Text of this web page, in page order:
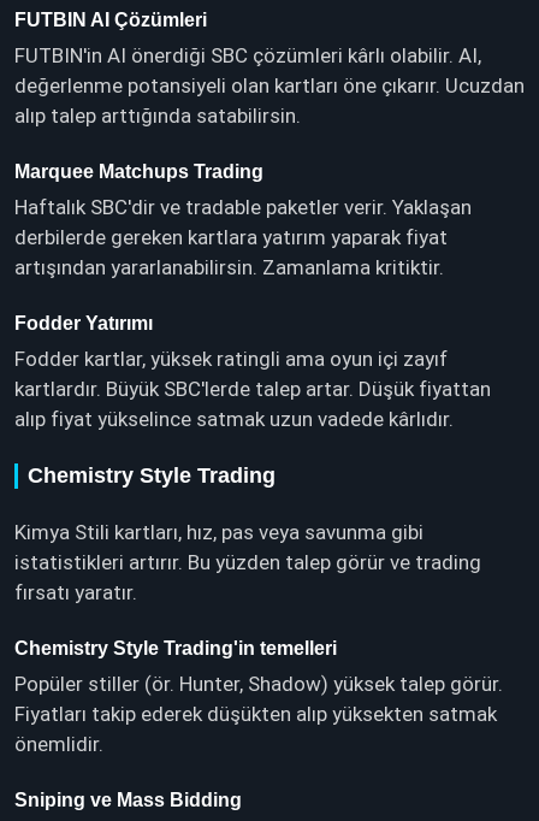
FUTBIN AI Çözümleri
FUTBIN'in AI önerdiği SBC çözümleri kârlı olabilir. AI,
değerlenme potansiyeli olan kartları öne çıkarır. Ucuzdan
alıp talep arttığında satabilirsin.
Marquee Matchups Trading
Haftalık SBC'dir ve tradable paketler verir. Yaklaşan
derbilerde gereken kartlara yatırım yaparak fiyat
artışından yararlanabilirsin. Zamanlama kritiktir.
Fodder Yatırımı
Fodder kartlar, yüksek ratingli ama oyun içi zayıf
kartlardır. Büyük SBC'lerde talep artar. Düşük fiyattan
alıp fiyat yükselince satmak uzun vadede kârlıdır.
Chemistry Style Trading
Kimya Stili kartları, hız, pas veya savunma gibi
istatistikleri artırır. Bu yüzden talep görür ve trading
fırsatı yaratır.
Chemistry Style Trading'in temelleri
Popüler stiller (ör. Hunter, Shadow) yüksek talep görür.
Fiyatları takip ederek düşükten alıp yüksekten satmak
önemlidir.
Sniping ve Mass Bidding